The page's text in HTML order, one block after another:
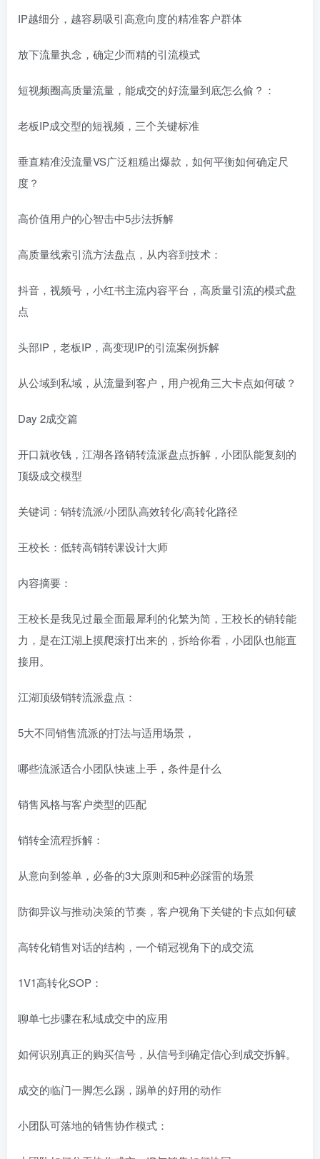
IP越细分，越容易吸引高意向度的精准客户群体
放下流量执念，确定少而精的引流模式
短视频圈高质量流量，能成交的好流量到底怎么偷？：
老板IP成交型的短视频，三个关键标准
垂直精准没流量VS广泛粗糙出爆款，如何平衡如何确定尺
度？
高价值用户的心智击中5步法拆解
高质量线索引流方法盘点，从内容到技术：
抖音，视频号，小红书主流内容平台，高质量引流的模式盘
点
头部IP，老板IP，高变现IP的引流案例拆解
从公域到私域，从流量到客户，用户视角三大卡点如何破？
Day 2成交篇
开口就收钱，江湖各路销转流派盘点拆解，小团队能复刻的
顶级成交模型
关键词：销转流派/小团队高效转化/高转化路径
王校长：低转高销转课设计大师
内容摘要：
王校长是我见过最全面最犀利的化繁为简，王校长的销转能
力，是在江湖上摸爬滚打出来的，拆给你看，小团队也能直
接用。
江湖顶级销转流派盘点：
5大不同销售流派的打法与适用场景，
哪些流派适合小团队快速上手，条件是什么
销售风格与客户类型的匹配
销转全流程拆解：
从意向到签单，必备的3大原则和5种必踩雷的场景
防御异议与推动决策的节奏，客户视角下关键的卡点如何破
高转化销售对话的结构，一个销冠视角下的成交流
1V1高转化SOP：
聊单七步骤在私域成交中的应用
如何识别真正的购买信号，从信号到确定信心到成交拆解。
成交的临门一脚怎么踢，踢单的好用的动作
小团队可落地的销售协作模式：